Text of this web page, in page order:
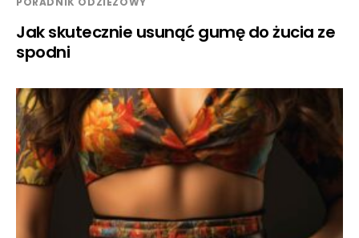
Jak skutecznie usunąć gumę do żucia ze
spodni